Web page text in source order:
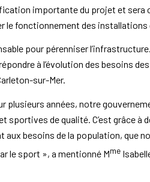
importante du projet et sera
le fonctionnement des installations
pour pérenniser
à l’évolution des besoins
sur-Mer.
années, notre
sportives de qualité. C’est grâce à
aux besoins de la population, que
le sport », a mentionné Mme